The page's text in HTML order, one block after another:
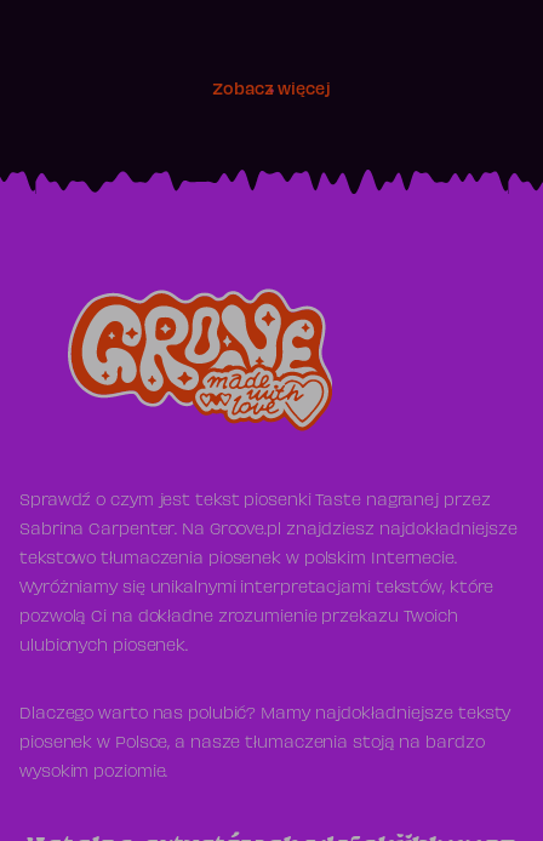
Zobacz więcej
Sprawdź o czym jest tekst piosenki Taste nagranej przez
Sabrina Carpenter. Na Groove.pl znajdziesz najdokładniejsze
tekstowo tłumaczenia piosenek w polskim Internecie.
Wyróżniamy się unikalnymi interpretacjami tekstów, które
pozwolą Ci na dokładne zrozumienie przekazu Twoich
ulubionych piosenek.
Dlaczego warto nas polubić? Mamy najdokładniejsze teksty
piosenek w Polsce, a nasze tłumaczenia stoją na bardzo
wysokim poziomie.